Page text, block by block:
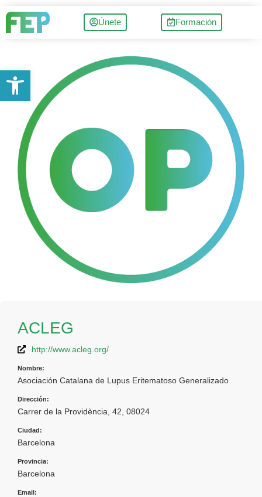
Únete Formación
ACLEG
http://www.acleg.org/
Nombre:
Asociación Catalana de Lupus Eritematoso Generalizado
Dirección:
Carrer de la Providència, 42, 08024
Ciudad:
Barcelona
Provincia:
Barcelona
Email:
Abrir barra de herramientas